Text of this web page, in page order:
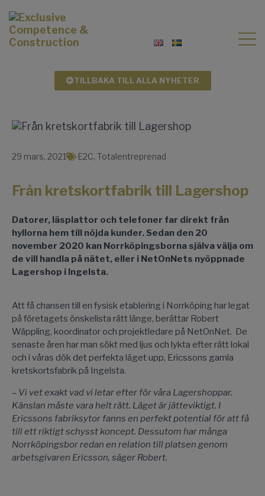
TILLBAKA TILL ALLA NYHETER
29 mars, 2021 E2C, Totalentreprenad
Från kretskortfabrik till Lagershop
Datorer, läsplattor och telefoner far direkt från
hyllorna hem till nöjda kunder. Sedan den 20
november 2020 kan Norrköpingsborna själva välja om
de vill handla på nätet, eller i NetOnNets nyöppnade
Lagershop i Ingelsta.
Att få chansen till en fysisk etablering i Norrköping har legat
på företagets önskelista rätt länge, berättar Robert
Wäppling, koordinator och projektledare på NetOnNet. De
senaste åren har man sökt med ljus och lykta efter rätt lokal
och i våras dök det perfekta läget upp, Ericssons gamla
kretskortsfabrik på Ingelsta.
– Vi vet exakt vad vi letar efter för våra Lagershoppar.
Känslan måste vara helt rätt. Läget är jätteviktigt. I
Ericssons fabriksytor fanns en perfekt potential för att få
till ett riktigt schysst koncept. Dessutom har många
Norrköpingsbor redan en relation till platsen genom
arbetsgivaren Ericsson, säger Robert.